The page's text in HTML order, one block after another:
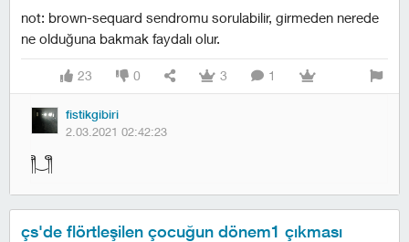
not: brown-sequard sendromu sorulabilir, girmeden nerede
ne olduğuna bakmak faydalı olur.
23 0 3 1
fistikgibiri
2.03.2021 02:42:23
༎ຶ‿༎ຶ
çs'de flörtleşilen çocuğun dönem1 çıkması